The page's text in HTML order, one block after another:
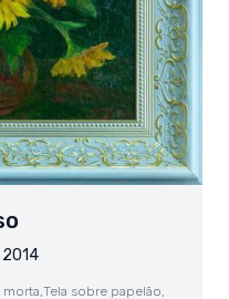
2014
Tela sobre papelão,